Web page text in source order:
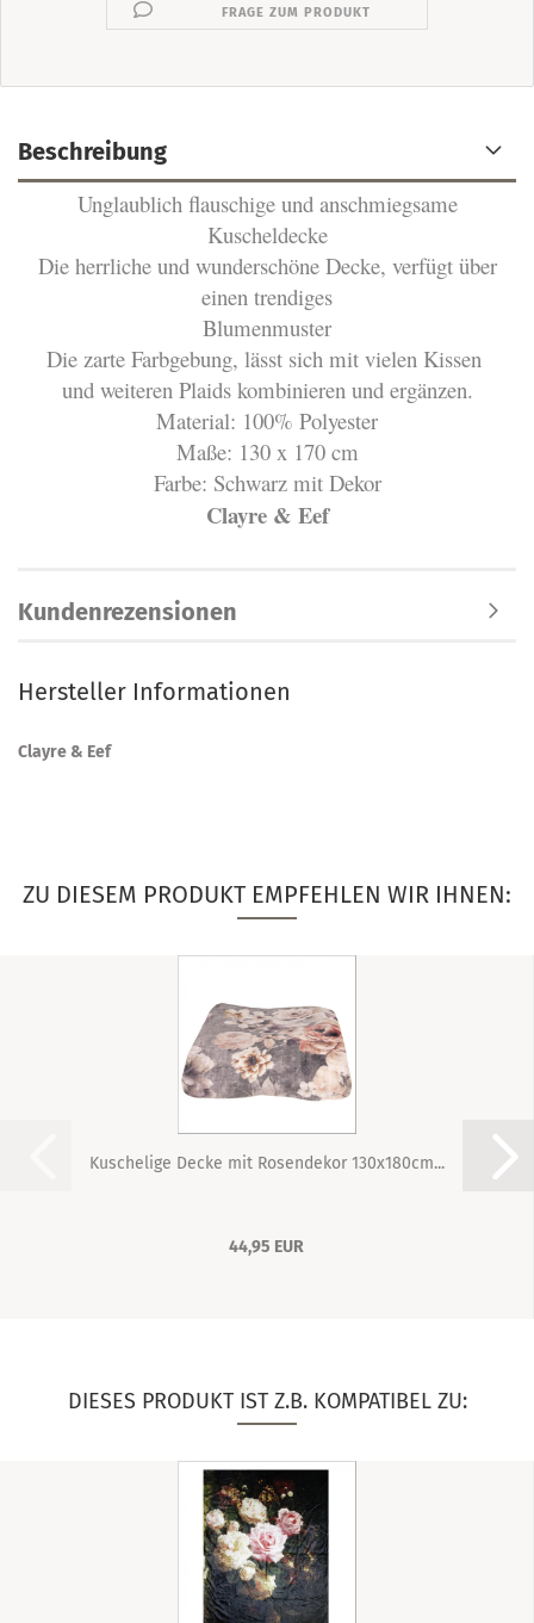
FRAGE ZUM PRODUKT
Beschreibung
Unglaublich flauschige und anschmiegsame
Kuscheldecke
Die herrliche und wunderschöne Decke, verfügt über
einen trendiges
Blumenmuster
Die zarte Farbgebung, lässt sich mit vielen Kissen
und weiteren Plaids kombinieren und ergänzen.
Material: 100% Polyester
Maße: 130 x 170 cm
Farbe: Schwarz mit Dekor
Clayre & Eef
Kundenrezensionen
Hersteller Informationen
Clayre & Eef
ZU DIESEM PRODUKT EMPFEHLEN WIR IHNEN:
Kuschelige Decke mit Rosendekor 130x180cm...
44,95 EUR
DIESES PRODUKT IST Z.B. KOMPATIBEL ZU: